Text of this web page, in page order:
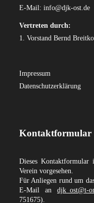
E-Mail: info@djk-ost.de
Vertreten durch:
1. Vorstand Bernd
Impressum
Datenschutzerklärung
Kontaktformular
Dieses Kontaktformular
Verein vorgesehen.
Für Anliegen rund um
E-Mail andjk_ost@t-
751675).